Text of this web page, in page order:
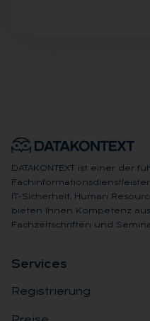
DATAKONTEXT ist einer der
IT-Sicherheit, Human
bieten Ihnen Kompetenz
Fachzeitschriften und
Ser­vices
Registrierung